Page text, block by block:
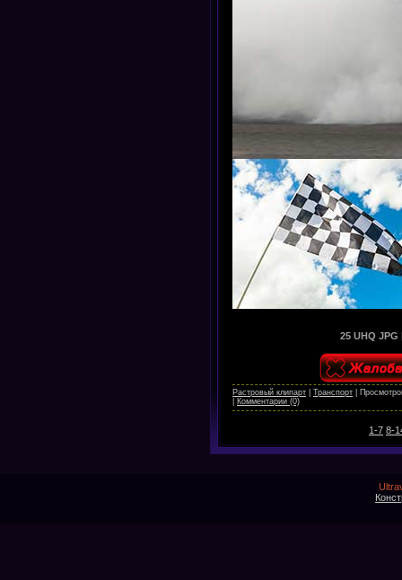
25 UHQ JPG
Растровый клипарт Транспорт
Комментарии (0)
1-7 8-